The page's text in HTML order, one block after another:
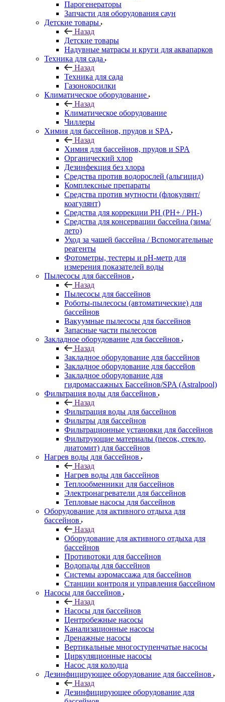
Парогенераторы
Запчасти для оборудования саун
Детские товары
Назад
Детские товары
Надувные матрасы и круги для аквапарков
Техника для сада
Назад
Техника для сада
Газонокосилки
Климатическое оборудование
Назад
Климатическое оборудование
Чиллеры
Химия для бассейнов, прудов и SPA
Назад
Химия для бассейнов, прудов и SPA
Органический хлор
Дезинфекция без хлора
Средства против водорослей (альгицид)
Комплексные препараты
Средства против мутности (флокулянт/
коагулянт)
Средства для коррекции PH (PH+ / PH-)
Средства для консервации бассейна (зима/
лето)
Уход за чашей бассейна / Вспомогательные
реагенты
Фотометры, тестеры и рН-метр для
измерения показателей воды
Пылесосы для бассейнов
Назад
Пылесосы для бассейнов
Роботы-пылесосы (автоматические) для
бассейнов
Вакуумные пылесосы для бассейнов
Запасные части пылесосов
Закладное оборудование для бассейнов
Назад
Закладное оборудование для бассейнов
Закладное оборудование для бассейов
Закладное оборудование для
гидромассажных Бассейнов/SPA (Astralpool)
Фильтрация воды для бассейнов
Назад
Фильтрация воды для бассейнов
Фильтры для бассейнов
Фильтрационные установки для бассейнов
Фильтрующие материалы (песок, стекло,
диатомит) для бассейнов
Нагрев воды для бассейнов
Назад
Нагрев воды для бассейнов
Теплообменники для бассейнов
Электронагреватели для бассейнов
Тепловые насосы для бассейнов
Оборудование для активного отдыха для
бассейнов
Назад
Оборудование для активного отдыха для
бассейнов
Противотоки для бассейнов
Водопады для бассейнов
Системы аэромассажа для бассейнов
Станции контроля и управления бассейном
Насосы для бассейнов
Назад
Насосы для бассейнов
Центробежные насосы
Канализационные насосы
Дренажные насосы
Вертикальные многоступенчатые насосы
Циркуляционные насосы
Насос для колодца
Дезинфицирующее оборудование для бассейнов
Назад
Дезинфицирующее оборудование для